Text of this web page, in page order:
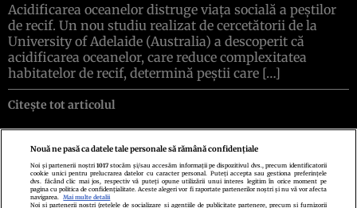
Acidificarea oceanelor distruge viața socială a peștilor
de recif. Un nou studiu realizat de cercetătorii de la
University of Adelaide (Australia) a descoperit că
acidificarea oceanelor, care reduce complexitatea
habitatelor de recif, determină peștii care […]
Citește tot articolul
Politica de confidenţialitatePolitica de cookiesTermeni şi condiţii
Echipa redacționalăContactSetări Cookies
Nouă ne pasă ca datele tale personale să rămână confidențiale
Noi și partenerii noștri1017 stocăm și/sau accesăm informații pe dispozitivul dvs., precum identificatorii
cookie unici pentru prelucrarea datelor cu caracter personal. Puteți accepta sau gestiona preferințele
dvs. făcând clic mai jos, respectiv vă puteți opune utilizării unui interes legitim în orice moment pe
pagina cu politica de confidențialitate. Aceste alegeri vor fi raportate partenerilor noștri și nu vă vor afecta
navigarea.
Mai multe detalii
Noi si partenerii nostri (retelele de socializare si agentiile de publicitate partenere, precum si furnizorii